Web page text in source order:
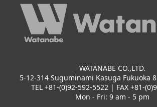
WATANABE CO.,LTD.
5-12-314 Suguminami Kasuga Fukuoka
TEL +81-(0)92-592-5522 | FAX +81-
Mon - Fri: 9 am - 5 pm